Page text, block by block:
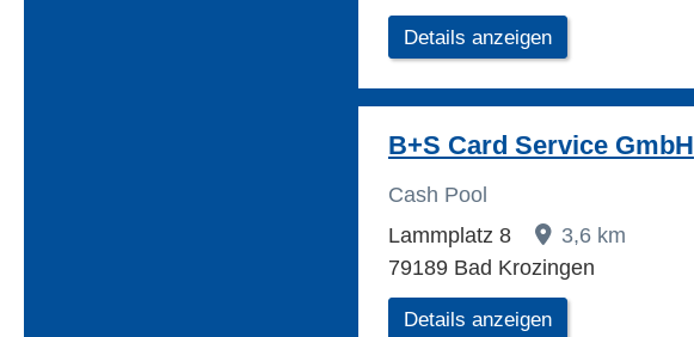
Details anzeigen
B+S Card Service GmbH
Cash Pool
Lammplatz 8
3,6 km
79189 Bad Krozingen
Details anzeigen